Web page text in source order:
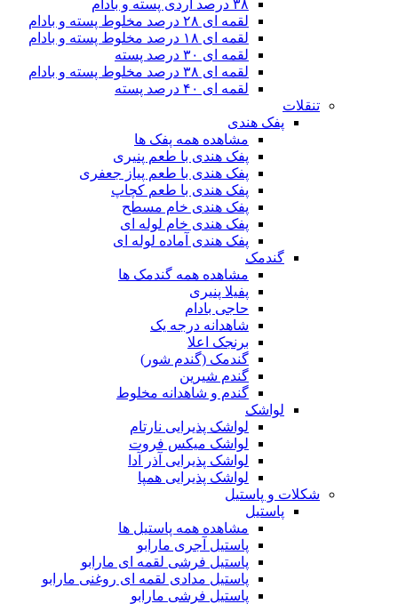
۳۸ درصد آردی پسته و بادام
لقمه ای ۲۸ درصد مخلوط پسته و بادام
لقمه ای ۱۸ درصد مخلوط پسته و بادام
لقمه ای ۳۰ درصد پسته
لقمه ای ۳۸ درصد مخلوط پسته و بادام
لقمه ای ۴۰ درصد پسته
تنقلات
پفک هندی
مشاهده همه پفک ها
پفک هندی با طعم پنیری
پفک هندی با طعم پیاز جعفری
پفک هندی با طعم کچاپ
پفک هندی خام مسطح
پفک هندی خام لوله ای
پفک هندی آماده لوله ای
گندمک
مشاهده همه گندمک ها
پفیلا پنیری
حاجی بادام
شاهدانه درجه یک
برنجک اعلا
گندمک (گندم شور)
گندم شیرین
گندم و شاهدانه مخلوط
لواشک
لواشک پذیرایی نارتام
لواشک میکس فروت
لواشک پذیرایی آذر آدا
لواشک پذیرایی همپا
شکلات و پاستیل
پاستیل
مشاهده همه پاستیل ها
پاستیل آجری مارابو
پاستیل فرشی لقمه ای مارابو
پاستیل مدادی لقمه ای روغنی مارابو
پاستیل فرشی مارابو